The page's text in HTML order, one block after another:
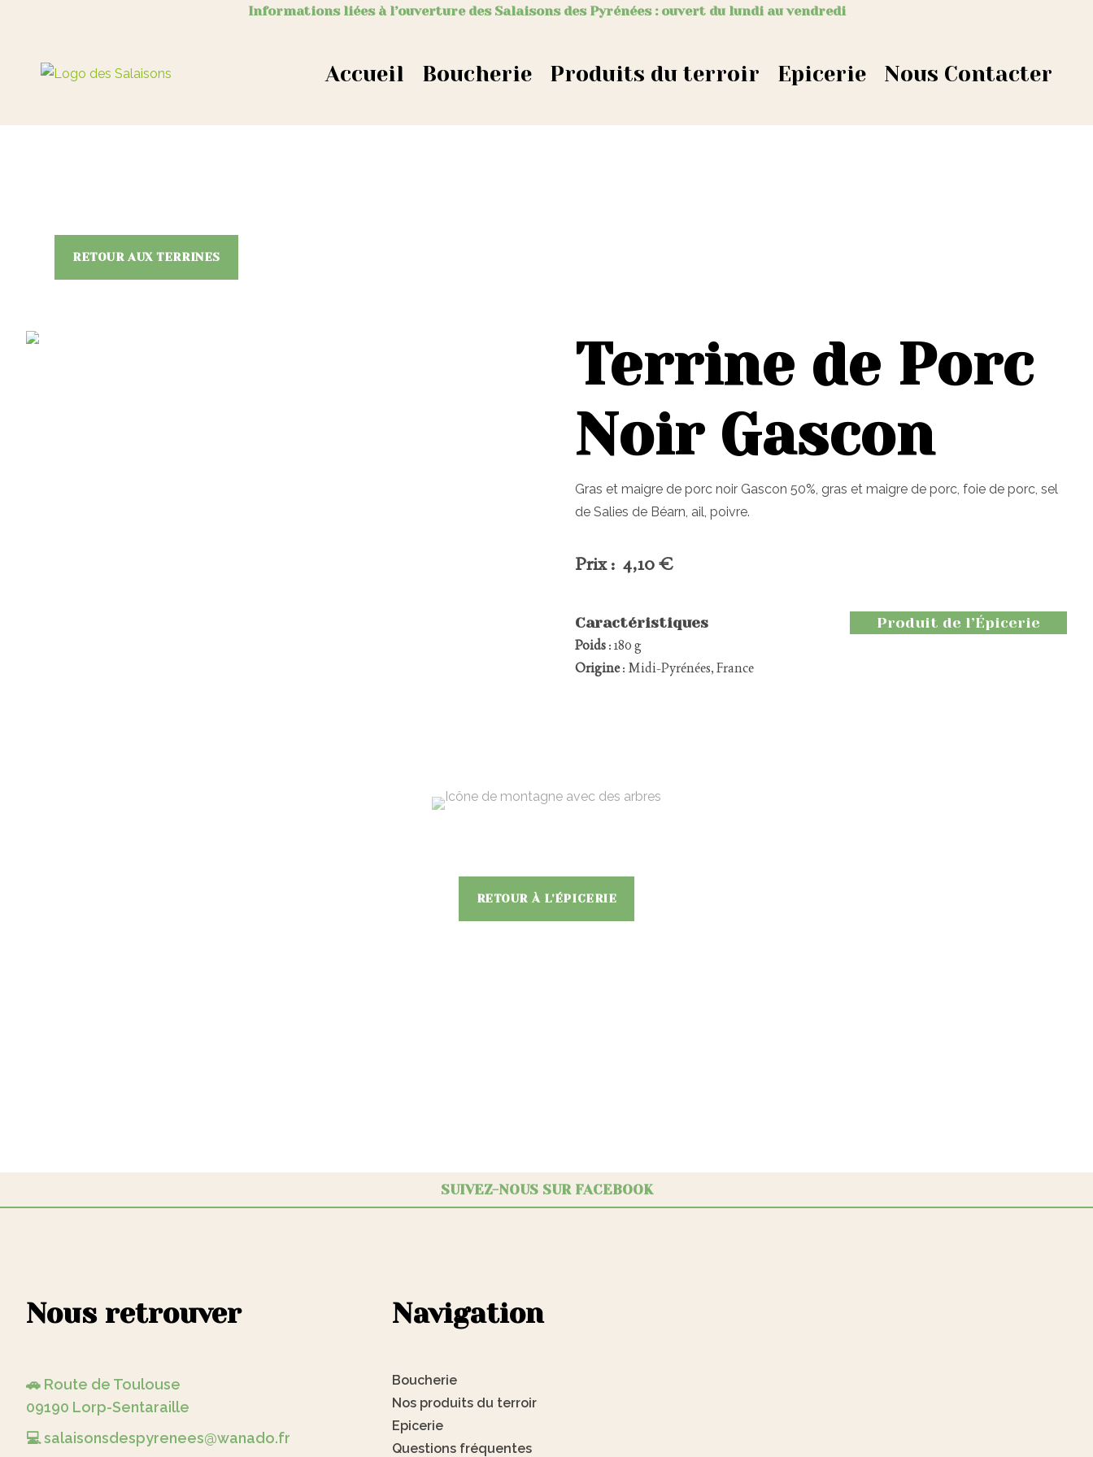
Informations liées à l’ouverture des Salaisons des Pyrénées : ouvert du lundi au vendredi
Accueil Boucherie Produits du terroir Epicerie Nous Contacter
RETOUR AUX TERRINES
Terrine de Porc
Noir Gascon
Gras et maigre de porc noir Gascon 50%, gras et maigre de porc, foie de porc, sel
de Salies de Béarn, ail, poivre.
Prix : 4,10 €
Caractéristiques
Poids: 180 g
Origine: Midi-Pyrénées, France
Produit de l’Épicerie
RETOUR À L'ÉPICERIE
SUIVEZ-NOUS SUR FACEBOOK
Nous retrouver
🚗 Route de Toulouse
09190 Lorp-Sentaraille
💻 salaisonsdespyrenees@wanado.fr
Navigation
Boucherie
Nos produits du terroir
Epicerie
Questions fréquentes